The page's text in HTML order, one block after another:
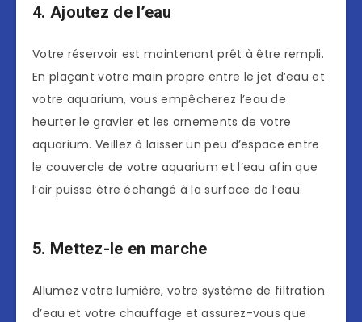
4. Ajoutez de l’eau
Votre réservoir est maintenant prêt à être rempli.
En plaçant votre main propre entre le jet d’eau et
votre aquarium, vous empêcherez l’eau de
heurter le gravier et les ornements de votre
aquarium. Veillez à laisser un peu d’espace entre
le couvercle de votre aquarium et l’eau afin que
l’air puisse être échangé à la surface de l’eau.
5. Mettez-le en marche
Allumez votre lumière, votre système de filtration
d’eau et votre chauffage et assurez-vous que